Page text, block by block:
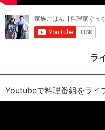
ラ
Youtubeで料理番組をライ